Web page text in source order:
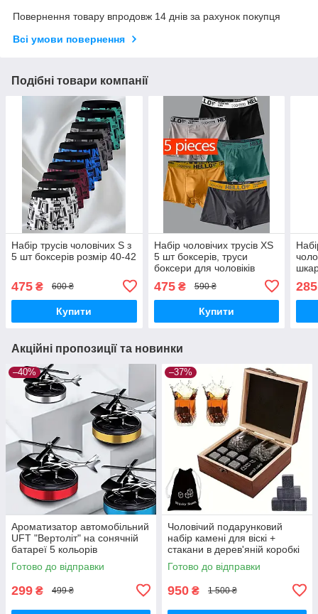
Повернення товару впродовж 14 днів за рахунок покупця
Всі умови повернення
Подібні товари компанії
Набір трусів чоловічих S з
5 шт боксерів розмір 40-42
475 ₴ 600 ₴
Купити
Набір чоловічих трусів XS
5 шт боксерів, труси
боксери для чоловіків
475₴ 590 ₴
Купити
285
Акційні пропозиції та новинки
–40%
Ароматизатор автомобільний
UFT "Вертоліт" на сонячній
батареї 5 кольорів
Готово до відправки
299 ₴ 499 ₴
–37%
Чоловічий подарунковий
набір камені для віскі +
стакани в дерев'яній коробкі
Готово до відправки
950 ₴ 1 500 ₴